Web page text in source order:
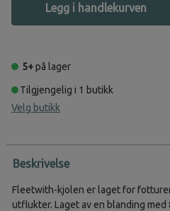
Legg i handlekurven
5+på lager
Tilgjengelig i 1 butikk
Velg butikk
Beskrivelse
Fleetwith-kjolen er laget for
utflukter. Laget av en blanding